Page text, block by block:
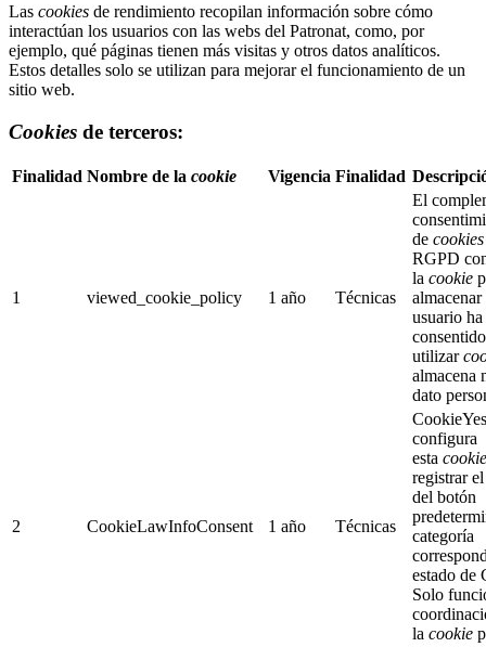
Las cookies de rendimiento recopilan información sobre cómo
interactúan los usuarios con las webs del Patronat, como, por
ejemplo, qué páginas tienen más visitas y otros datos analíticos.
Estos detalles solo se utilizan para mejorar el funcionamiento de un
sitio web.
Cookies de terceros:
Finalidad Nombre de la cookie Vigencia Finalidad
1 viewed_cookie_policy 1 año Técnicas
El
de cookies
RGPD
la cookie
almacenar
usuario ha
utilizar
almacena
dato
2 CookieLawInfoConsent 1 año Técnicas
CookieYes
configura
esta cookie
registrar
del botón
categoría
estado de
Solo
la cookie